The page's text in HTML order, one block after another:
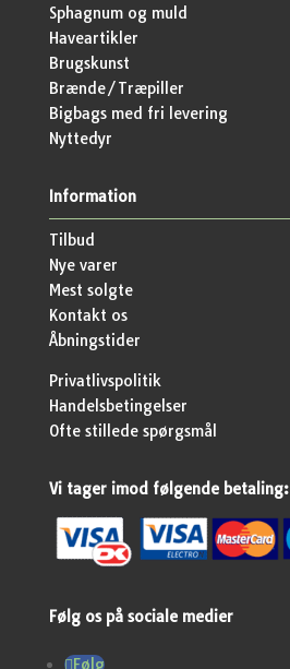
Sphagnum og muld
Haveartikler
Brugskunst
Brænde/Træpiller
Bigbags med fri levering
Nyttedyr
Information
Tilbud
Nye varer
Mest solgte
Kontakt os
Åbningstider
Privatlivspolitik
Handelsbetingelser
Ofte stillede spørgsmål
Vi tager imod følgende betaling:
Følg os på sociale medier